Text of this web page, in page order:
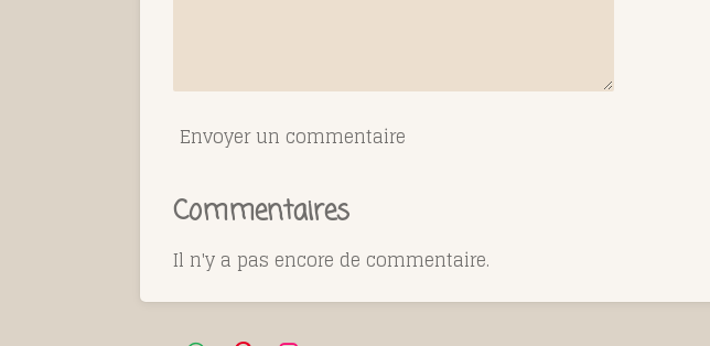
Envoyer un commentaire
Commentaires
Il n'y a pas encore de commentaire.